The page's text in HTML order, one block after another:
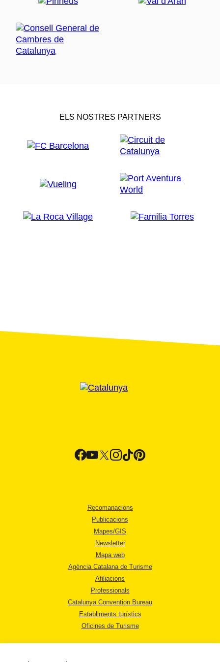
ELS NOSTRES PARTNERS
Recomanacions
Publicacions
Mapes/GIS
Newsletter
Mapa web
Agència Catalana de Turisme
Afiliacions
Professionals
Catalunya Convention Bureau
Establiments turístics
Oficines de Turisme